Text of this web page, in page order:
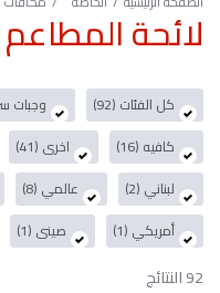
لائحة المطاعم
كل الفئات (92) وجبات
كافيه (16)
اخرى (41)
لبناني (2)
عالمي (8)
أمريكي (1)
صينى (1)
92 النتائج